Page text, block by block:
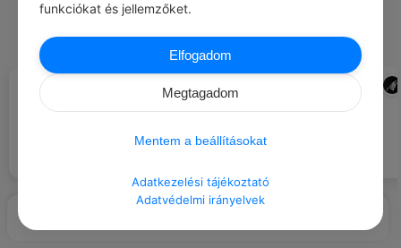
#JÓ TUDNI
Nem kötelezhetnek arra, hogy
meggyőződésedről.
ADMIN
Vagyok, aki vagyok.
funkciókat és jellemzőket.
Elfogadom
Megtagadom
Mentem a beállításokat
Adatkezelési tájékoztató
Adatvédelmi irányelvek